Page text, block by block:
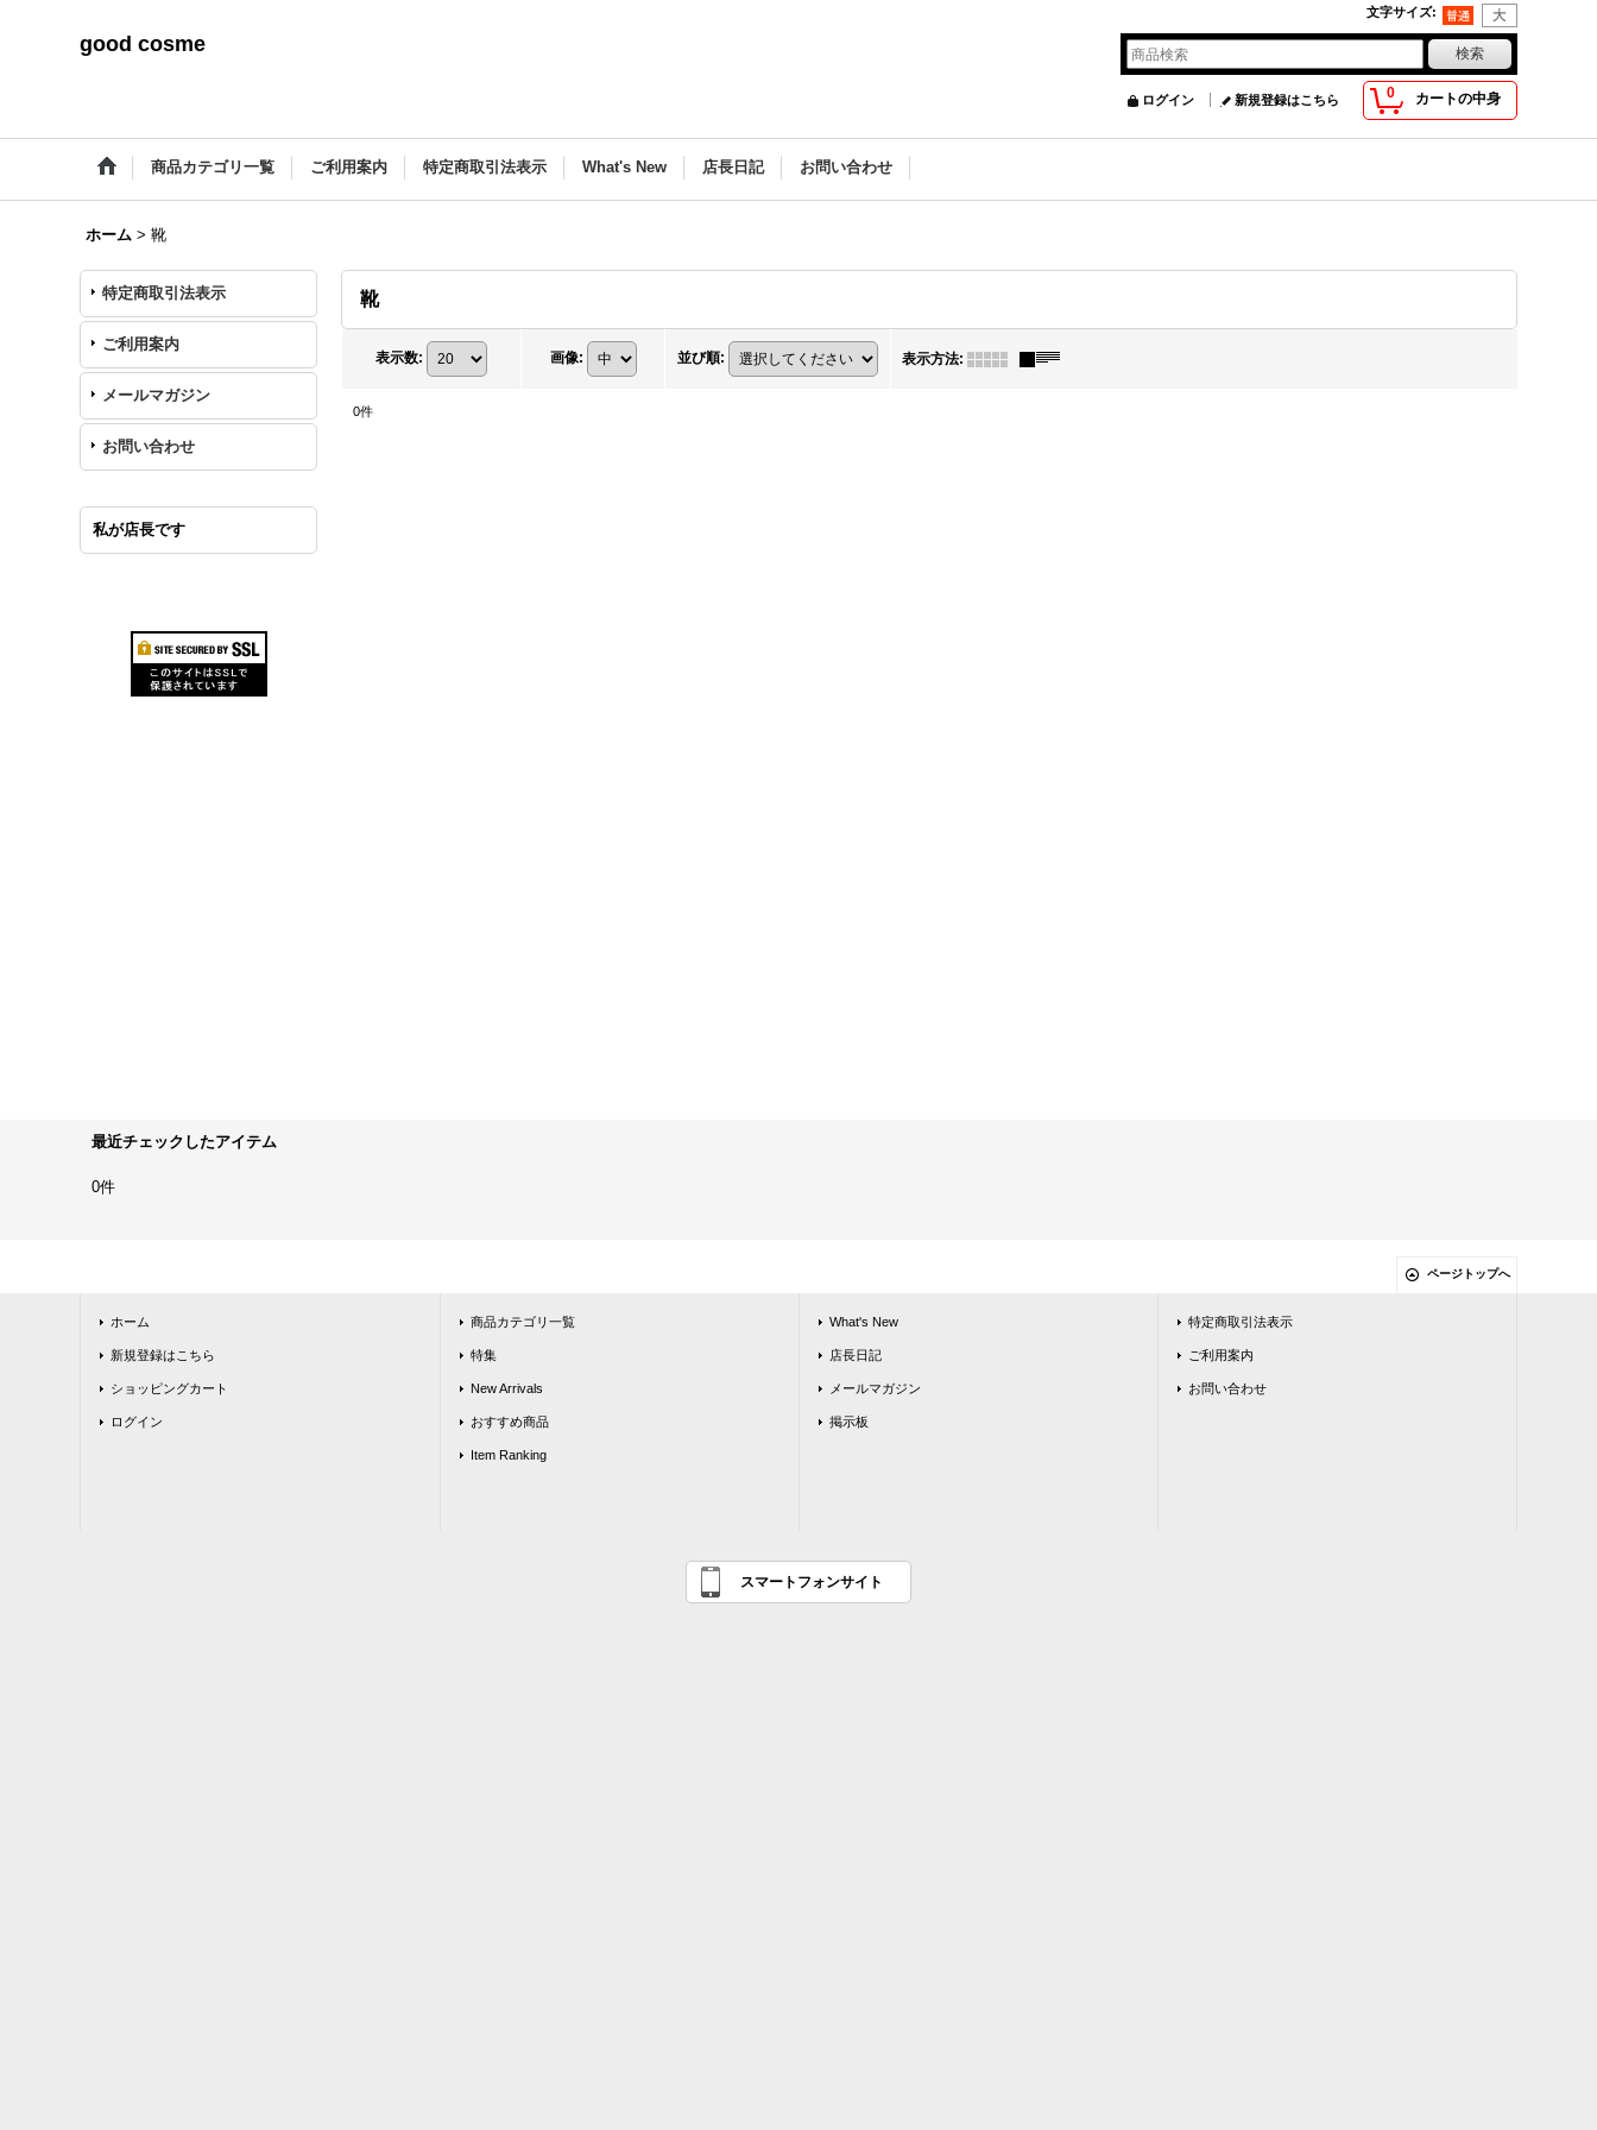
文字サイズ:
good cosme
0 カートの中身
ログイン 新規登録はこちら
商品カテゴリ一覧 ご利用案内 特定商取引法表示 What's New 店長日記 お問い合わせ
ホーム > 靴
特定商取引法表示
ご利用案内
メールマガジン
お問い合わせ
私が店長です
靴
表示数: 画像: 並び順: 表示方法:
0件
最近チェックしたアイテム
0件
ページトップへ
ホーム
新規登録はこちら
ショッピングカート
ログイン
商品カテゴリ一覧
特集
New Arrivals
おすすめ商品
Item Ranking
What's New
店長日記
メールマガジン
掲示板
特定商取引法表示
ご利用案内
お問い合わせ
スマートフォンサイト